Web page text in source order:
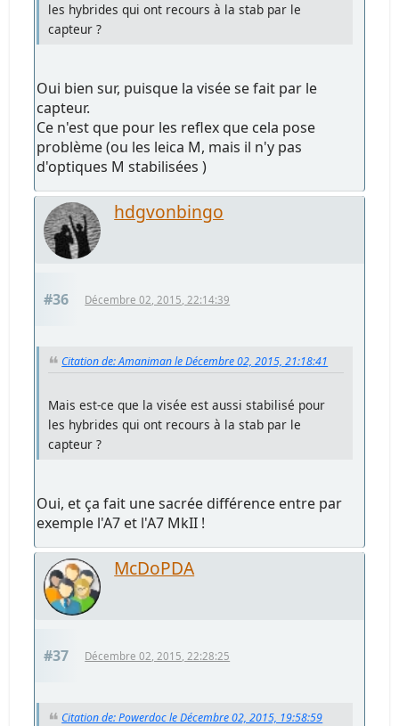
les hybrides qui ont recours à la stab par le
capteur ?
Oui bien sur, puisque la visée se fait par le
capteur.
Ce n'est que pour les reflex que cela pose
problème (ou les leica M, mais il n'y pas
d'optiques M stabilisées )
hdgvonbingo
#36 Décembre 02, 2015, 22:14:39
Citation de: Amaniman le Décembre 02, 2015, 21:18:41
Mais est-ce que la visée est aussi stabilisé pour
les hybrides qui ont recours à la stab par le
capteur ?
Oui, et ça fait une sacrée différence entre par
exemple l'A7 et l'A7 MkII !
McDoPDA
#37 Décembre 02, 2015, 22:28:25
Citation de: Powerdoc le Décembre 02, 2015, 19:58:59